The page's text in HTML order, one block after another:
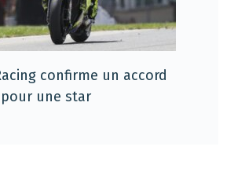
confirme un accord
pour une star